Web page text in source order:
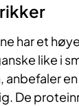
har et
like i
De